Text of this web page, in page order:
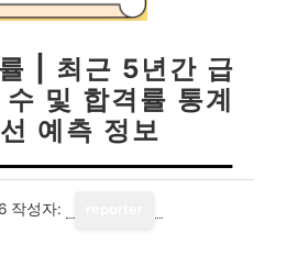
| 최근 5년간 급
및 합격률 통계
예측 정보
작성자: